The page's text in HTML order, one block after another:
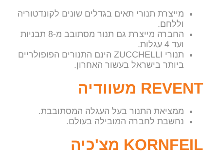
מייצרת תנורי תאים בגדלים שונים לקונדטוריה
וללחם.
החברה מייצרת גם תנור מסתובב מ-8 תבניות
ועד 4 עגלות.
תנורי ZUCCHELLI הינם התנורים הפופולריים
ביותר בישראל בעשור האחרון.
REVENT משוודיה
ממציאת התנור בעל העגלה המסתובבת.
נחשבת לחברה המובילה בעולם.
KORNFEIL מצ'כיה